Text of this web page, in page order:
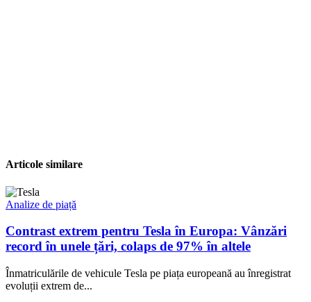
Articole similare
Analize de piață
Contrast extrem pentru Tesla în Europa: Vânzări
record în unele țări, colaps de 97% în altele
Înmatriculările de vehicule Tesla pe piața europeană au înregistrat
evoluții extrem de...